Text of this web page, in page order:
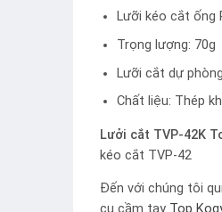
Lưỡi kéo cắt ống
Trọng lượng: 70g
Lưỡi cắt dự
Chất liệu: Thép
Lưởi cắt TVP-42K
kéo cắt TVP-42
Đến với chúng tôi